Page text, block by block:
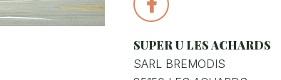
Consulter
page
Facebook
SUPER U LES ACHARDS
SARL BREMODIS